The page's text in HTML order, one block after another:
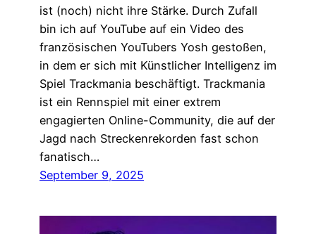
ist (noch) nicht ihre Stärke. Durch Zufall
bin ich auf YouTube auf ein Video des
französischen YouTubers Yosh gestoßen,
in dem er sich mit Künstlicher Intelligenz im
Spiel Trackmania beschäftigt. Trackmania
ist ein Rennspiel mit einer extrem
engagierten Online-Community, die auf der
Jagd nach Streckenrekorden fast schon
fanatisch…
September 9, 2025